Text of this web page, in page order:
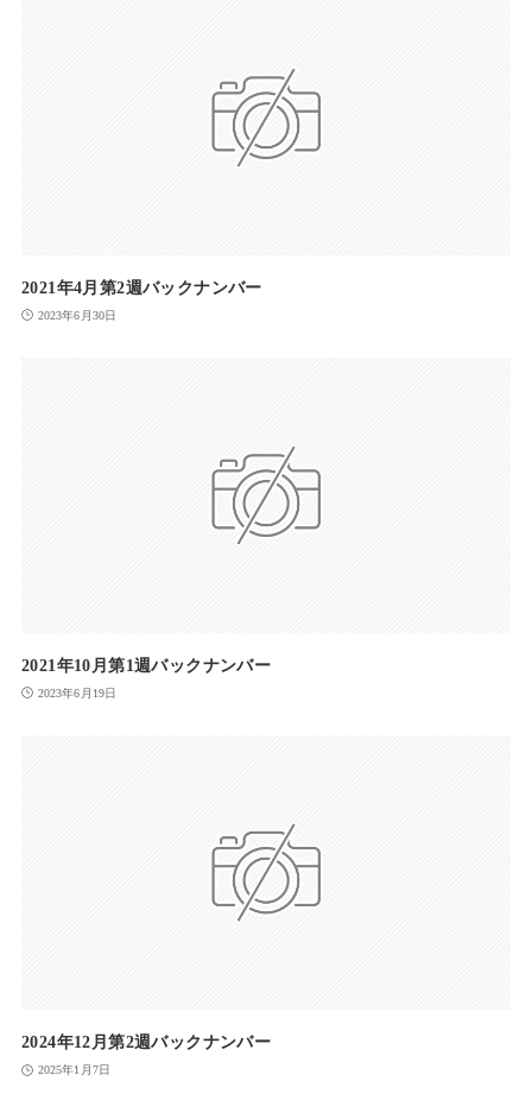
2021年4月第2週バックナンバー
2023年6月30日
2021年10月第1週バックナンバー
2023年6月19日
2024年12月第2週バックナンバー
2025年1月7日